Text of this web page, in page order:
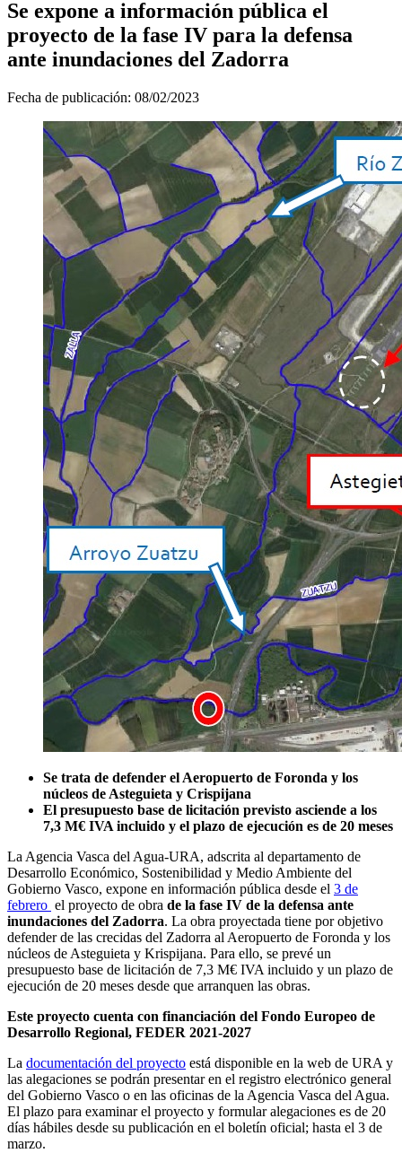
Se expone a información pública el
proyecto de la fase IV para la defensa
ante inundaciones del Zadorra
Fecha de publicación: 08/02/2023
Se trata de defender el Aeropuerto de Foronda y los
núcleos de Asteguieta y Crispijana
El presupuesto base de licitación previsto asciende a los
7,3 M€ IVA incluido y el plazo de ejecución es de 20 meses
La Agencia Vasca del Agua-URA, adscrita al departamento de
Desarrollo Económico, Sostenibilidad y Medio Ambiente del
Gobierno Vasco, expone en información pública desde el 3 de
febrero el proyecto de obra de la fase IV de la defensa ante
inundaciones del Zadorra. La obra proyectada tiene por objetivo
defender de las crecidas del Zadorra al Aeropuerto de Foronda y los
núcleos de Asteguieta y Krispijana. Para ello, se prevé un
presupuesto base de licitación de 7,3 M€ IVA incluido y un plazo de
ejecución de 20 meses desde que arranquen las obras.
Este proyecto cuenta con financiación del Fondo Europeo de
Desarrollo Regional, FEDER 2021-2027
La documentación del proyecto está disponible en la web de URA y
las alegaciones se podrán presentar en el registro electrónico general
del Gobierno Vasco o en las oficinas de la Agencia Vasca del Agua.
El plazo para examinar el proyecto y formular alegaciones es de 20
días hábiles desde su publicación en el boletín oficial; hasta el 3 de
marzo.